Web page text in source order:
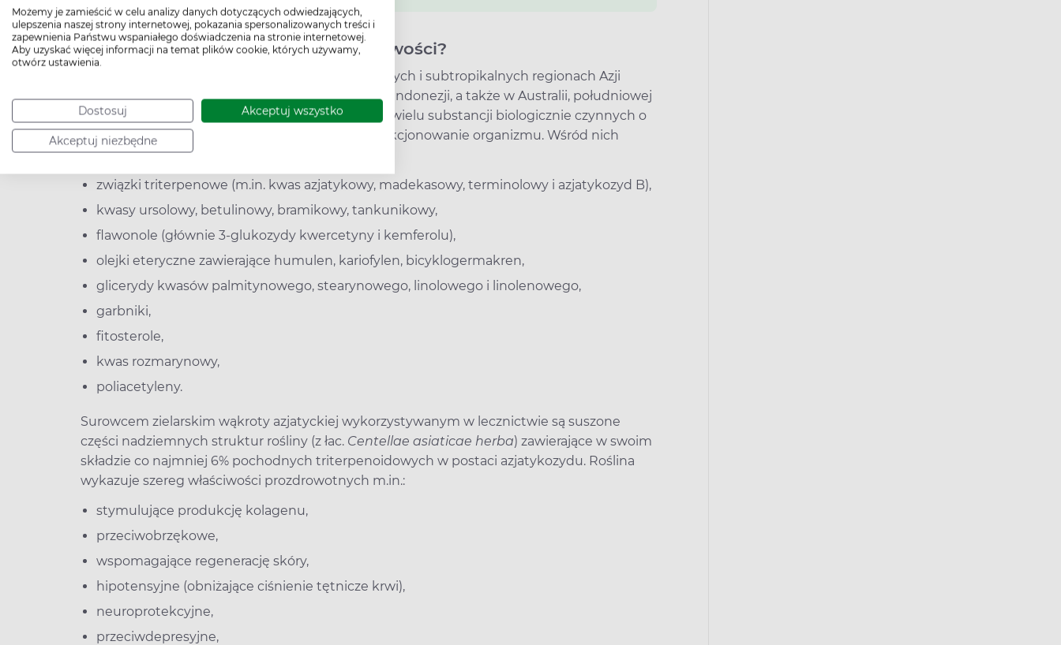
Możemy je zamieścić w celu analizy danych dotyczących odwiedzających,
ulepszenia naszej strony internetowej, pokazania spersonalizowanych treści i
zapewnienia Państwu wspaniałego doświadczenia na stronie internetowej.
Aby uzyskać więcej informacji na temat plików cookie, których używamy,
otwórz ustawienia.
Dostosuj Akceptuj wszystko
Akceptuj niezbędne
Wąkrota azjatycka – jakie ma właściwości?
Wąkrota azjatycka występuje głównie w tropikalnych i subtropikalnych regionach Azji
południowo-wschodniej, m.in. w Indiach, Malezji i Indonezji, a także w Australii, południowej
Afryce i na Madagaskarze. Jest bogatym źródłem wielu substancji biologicznie czynnych o
wielokierunkowym, pozytywnym wpływie na funkcjonowanie organizmu. Wśród nich
wyróżnia się:
związki triterpenowe (m.in. kwas azjatykowy, madekasowy, terminolowy i azjatykozyd B),
kwasy ursolowy, betulinowy, bramikowy, tankunikowy,
flawonole (głównie 3-glukozydy kwercetyny i kemferolu),
olejki eteryczne zawierające humulen, kariofylen, bicyklogermakren,
glicerydy kwasów palmitynowego, stearynowego, linolowego i linolenowego,
garbniki,
fitosterole,
kwas rozmarynowy,
poliacetyleny.
Surowcem zielarskim wąkroty azjatyckiej wykorzystywanym w lecznictwie są suszone
części nadziemnych struktur rośliny (z łac. Centellae asiaticae herba) zawierające w swoim
składzie co najmniej 6% pochodnych triterpenoidowych w postaci azjatykozydu. Roślina
wykazuje szereg właściwości prozdrowotnych m.in.:
stymulujące produkcję kolagenu,
przeciwobrzękowe,
wspomagające regenerację skóry,
hipotensyjne (obniżające ciśnienie tętnicze krwi),
neuroprotekcyjne,
przeciwdepresyjne,